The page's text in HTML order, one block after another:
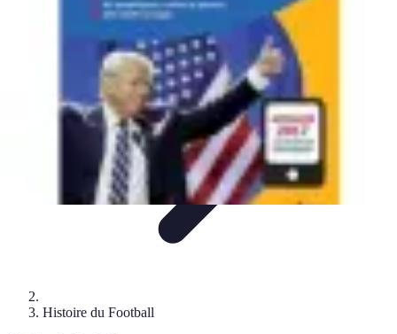
Histoire du Football